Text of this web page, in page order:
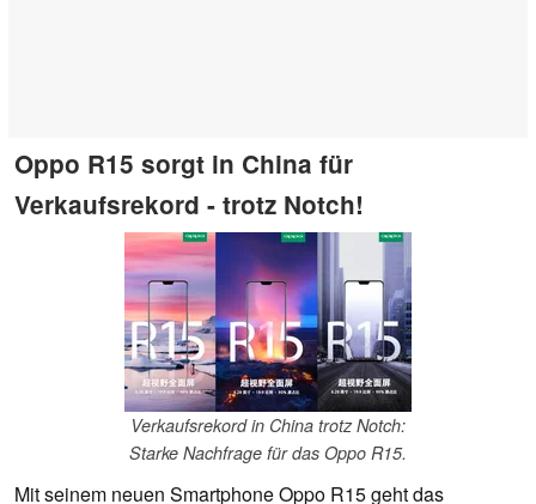
Oppo R15 sorgt in China für
Verkaufsrekord - trotz Notch!
Verkaufsrekord in China trotz Notch:
Starke Nachfrage für das Oppo R15.
Mit seinem neuen Smartphone Oppo R15 geht das